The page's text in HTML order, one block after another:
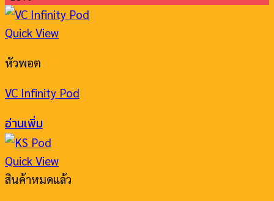
Quick View
หัวพอต
VC Infinity Pod
อ่านเพิ่ม
Quick View
สินค้าหมดแล้ว